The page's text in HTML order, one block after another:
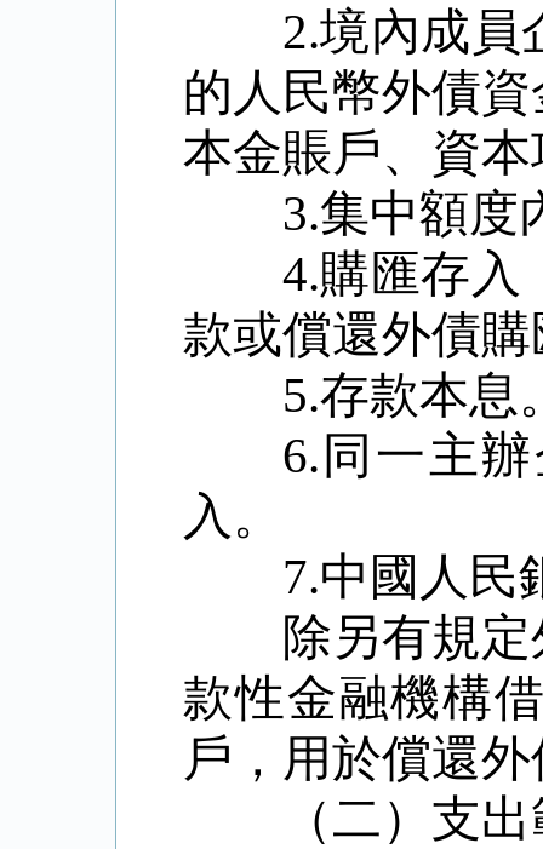
2.境內成員
的人民幣外債
本金賬戶、資
3.集中額度
4.購匯存入
款或償還外債
5.存款本息
6. 同一主
入。
7.中國人民
除另有規
款性金融機構
戶，用於償還
（二）支